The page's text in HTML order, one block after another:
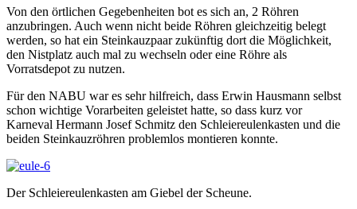
Von den örtlichen Gegebenheiten bot es sich an, 2 Röhren
anzubringen. Auch wenn nicht beide Röhren gleichzeitig belegt
werden, so hat ein Steinkauzpaar zukünftig dort die Möglichkeit,
den Nistplatz auch mal zu wechseln oder eine Röhre als
Vorratsdepot zu nutzen.
Für den NABU war es sehr hilfreich, dass Erwin Hausmann selbst
schon wichtige Vorarbeiten geleistet hatte, so dass kurz vor
Karneval Hermann Josef Schmitz den Schleiereulenkasten und die
beiden Steinkauzröhren problemlos montieren konnte.
Der Schleiereulenkasten am Giebel der Scheune.